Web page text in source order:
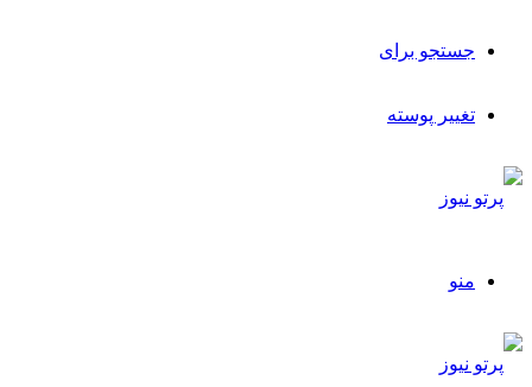
جستجو برای
تغییر پوسته
منو